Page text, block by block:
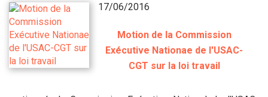
17/06/2016
Motion de la Commission
Exécutive Nationae de l'USAC-
CGT sur la loi travail